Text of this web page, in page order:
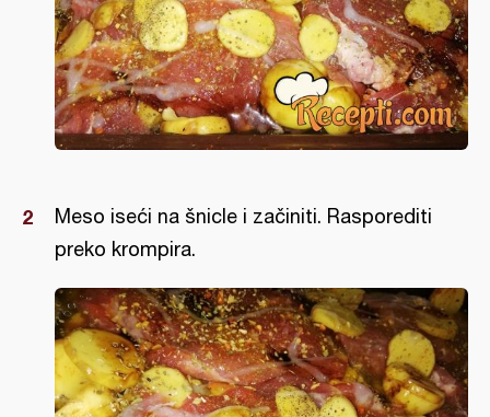
Meso iseći na šnicle i začiniti. Rasporediti
preko krompira.